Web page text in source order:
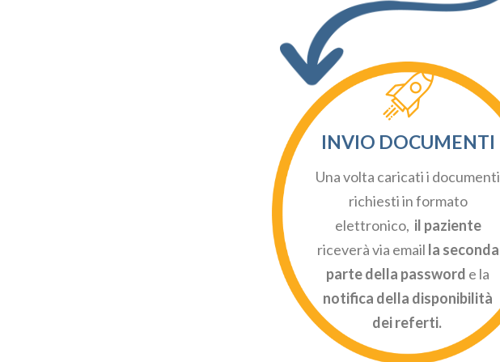
INVIO DOCUMENTI
Una volta caricati i documenti
richiesti in formato
elettronico, il paziente
riceverà via email la seconda
parte della password e la
notifica della disponibilità
dei referti.